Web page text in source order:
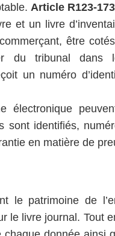
Article R123-173
et un livre
être
du tribunal dans
un numéro
électronique
sont identifiés,
en matière de
le patrimoine de
le livre journal. Tout